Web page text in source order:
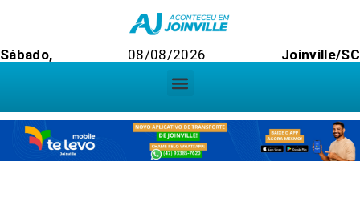
Sábado, 08/08/2026 Joinville/SC